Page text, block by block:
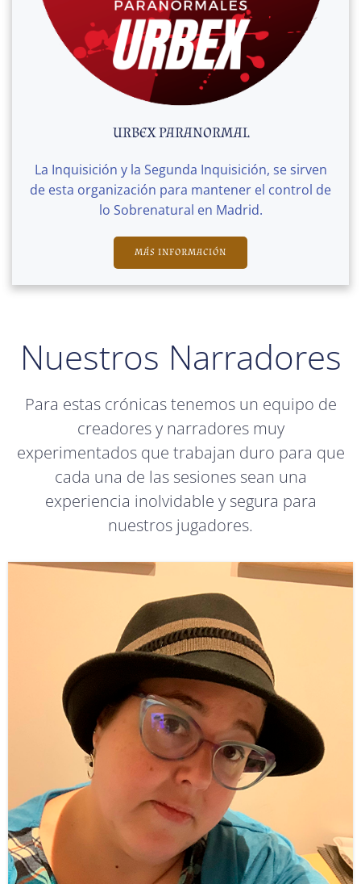
URBEX PARANORMAL
La Inquisición y la Segunda Inquisición, se sirven
de esta organización para mantener el control de
lo Sobrenatural en Madrid.
MÁS INFORMACIÓN
Nuestros Narradores
Para estas crónicas tenemos un equipo de
creadores y narradores muy
experimentados que trabajan duro para que
cada una de las sesiones sean una
experiencia inolvidable y segura para
nuestros jugadores.